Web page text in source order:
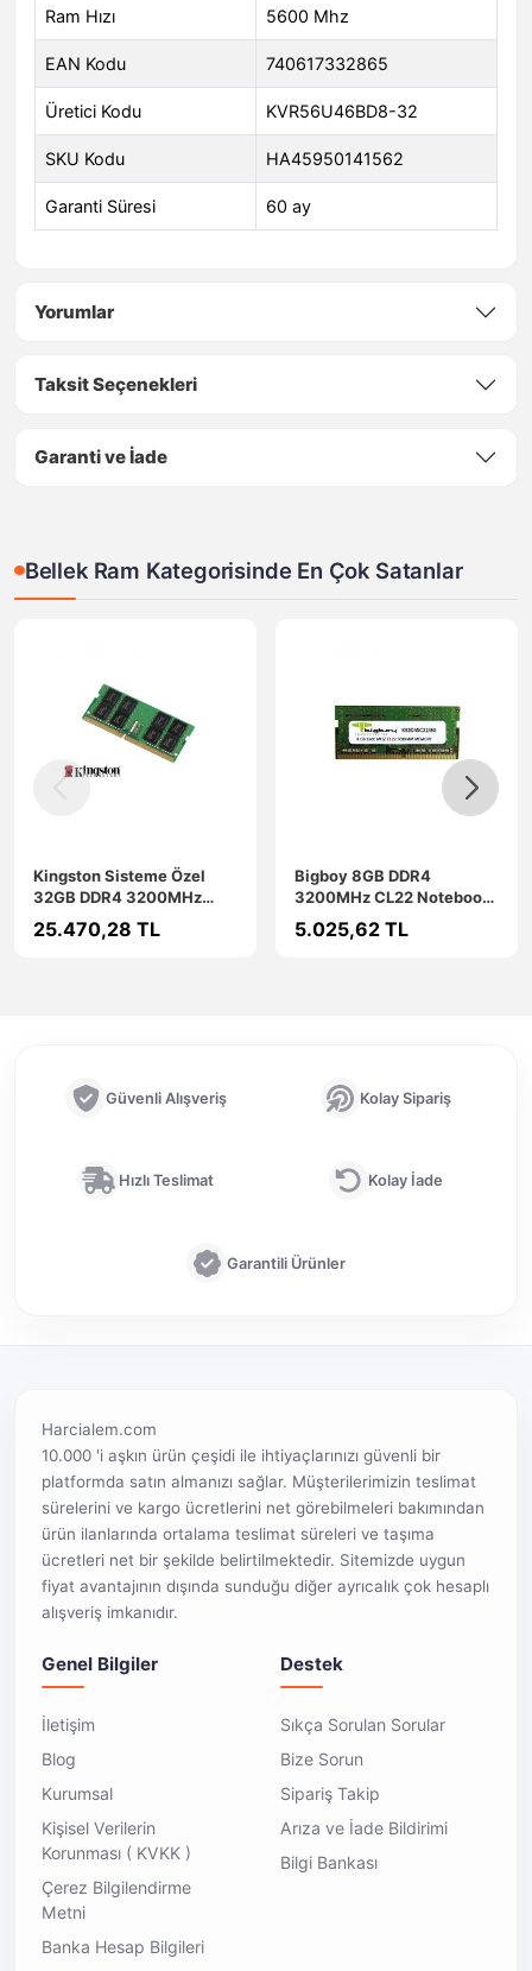
Ram Hızı 5600 Mhz
EAN Kodu 740617332865
Üretici Kodu KVR56U46BD8-32
SKU Kodu HA45950141562
Garanti Süresi 60 ay
Yorumlar
Taksit Seçenekleri
Garanti ve İade
Bellek Ram Kategorisinde En Çok Satanlar
Kingston Sisteme Özel
32GB DDR4 3200MHz
Notebook Rami
KCP432SD8/32
25.470,28 TL
Bigboy 8GB DDR4
3200MHz CL22 Notebook
Rami B32D4SC22/8G
5.025,62 TL
Güvenli Alışveriş Kolay Sipariş
Hızlı Teslimat Kolay İade
Garantili Ürünler
Harcialem.com
10.000 'i aşkın ürün çeşidi ile ihtiyaçlarınızı güvenli bir
platformda satın almanızı sağlar. Müşterilerimizin teslimat
sürelerini ve kargo ücretlerini net görebilmeleri bakımından
ürün ilanlarında ortalama teslimat süreleri ve taşıma
ücretleri net bir şekilde belirtilmektedir. Sitemizde uygun
fiyat avantajının dışında sunduğu diğer ayrıcalık çok hesaplı
alışveriş imkanıdır.
Genel Bilgiler
İletişim
Blog
Kurumsal
Kişisel Verilerin
Korunması ( KVKK )
Çerez Bilgilendirme
Metni
Banka Hesap Bilgileri
Destek
Sıkça Sorulan Sorular
Bize Sorun
Sipariş Takip
Arıza ve İade Bildirimi
Bilgi Bankası